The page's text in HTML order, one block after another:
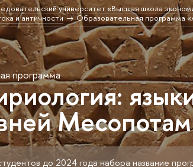
университет «Высшая школа
и античности
Образовательная программа
программа
до 2024 года набора название